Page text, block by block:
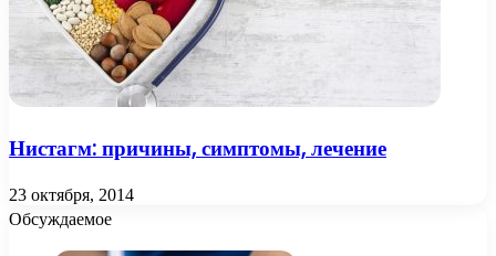
Нистагм: причины, симптомы, лечение
23 октября, 2014
Обсуждаемое